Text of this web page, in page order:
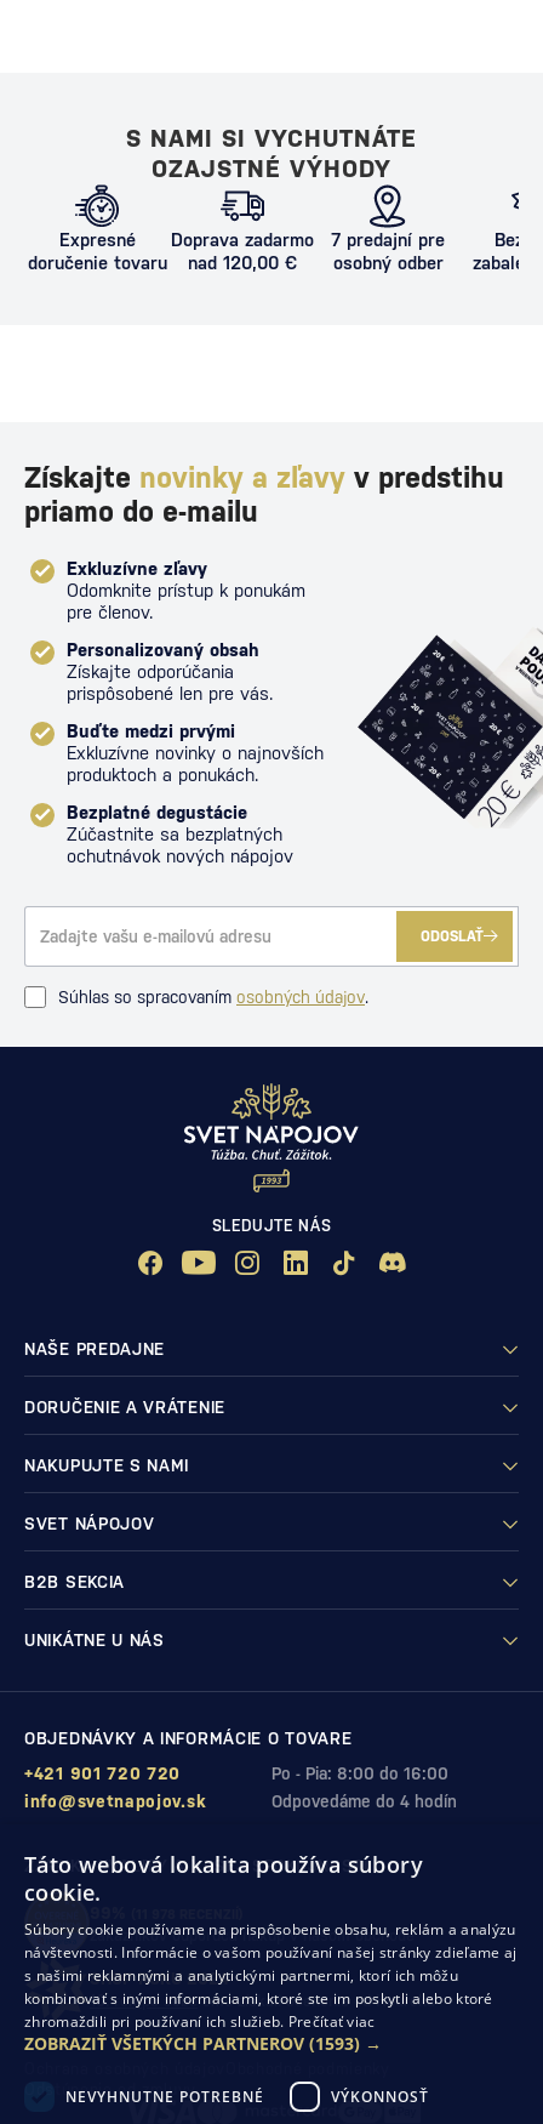
S NAMI SI VYCHUTNÁTE
OZAJSTNÉ VÝHODY
Expresné
doručenie tovaru
Doprava zadarmo
nad 120,00 €
7 predajní pre
osobný odber
Získajte novinky a zľavy v predstihu
priamo do e-mailu
Exkluzívne zľavy
Odomknite prístup k ponukám
pre členov.
Personalizovaný obsah
Získajte odporúčania
prispôsobené len pre vás.
Buďte medzi prvými
Exkluzívne novinky o najnovších
produktoch a ponukách.
Bezplatné degustácie
Zúčastnite sa bezplatných
ochutnávok nových nápojov
ODOSLAŤ
Súhlas so spracovaním osobných údajov.
SLEDUJTE NÁS
NAŠE PREDAJNE
DORUČENIE A VRÁTENIE
NAKUPUJTE S NAMI
SVET NÁPOJOV
B2B SEKCIA
UNIKÁTNE U NÁS
OBJEDNÁVKY A INFORMÁCIE O TOVARE
Po - Pia: 8:00 do 16:00
+421 901 720 720
Odpovedáme do 4 hodín
info@svetnapojov.sk
ZÁRUKA KVALITY A VAŠEJ SPOKOJNOSTI
zákazníkov odporúča nákup v našom obchode
SHOP ROKU 2024
10. rok po sebesme získali ocenenie od Heureka
Odstúpenie od zmluvy
Táto webová lokalita používa súbory
cookie.
Súbory cookie používame na prispôsobenie obsahu, reklám a analýzu
návštevnosti. Informácie o vašom používaní našej stránky zdieľame aj
s našimi reklamnými a analytickými partnermi, ktorí ich môžu
kombinovať s inými informáciami, ktoré ste im poskytli alebo ktoré
zhromaždili pri používaní ich služieb. Prečítať viac
ZOBRAZIŤ VŠETKÝCH PARTNEROV (1593) →
NEVYHNUTNE POTREBNÉ VÝKONNOSŤ